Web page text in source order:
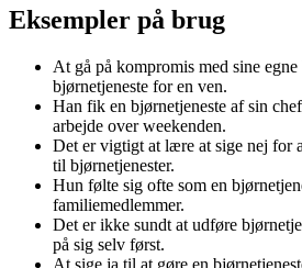
Eksempler på brug
At gå på kompromis med sine
bjørnetjeneste for en ven.
Han fik en bjørnetjeneste af sin
arbejde over weekenden.
Det er vigtigt at lære at sige nej for
til bjørnetjenester.
Hun følte sig ofte som en
familiemedlemmer.
Det er ikke sundt at udføre
på sig selv først.
At sige ja til at gøre en